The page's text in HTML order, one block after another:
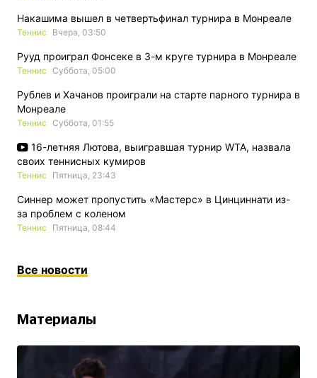
Накашима вышел в четвертьфинал турнира в Монреале
Теннис Вчера, 03:50
Рууд проиграл Фонсеке в 3-м круге турнира в Монреале
Теннис Суббота, 05:00
Рублев и Хачанов проиграли на старте парного турнира в
Монреале
Теннис Суббота, 01:55
16-летняя Лютова, выигравшая турнир WTA, назвала
своих теннисных кумиров
Теннис Пятница, 23:43
Синнер может пропустить «Мастерс» в Цинциннати из-
за проблем с коленом
Теннис Пятница, 08:44
Все новости
Материалы